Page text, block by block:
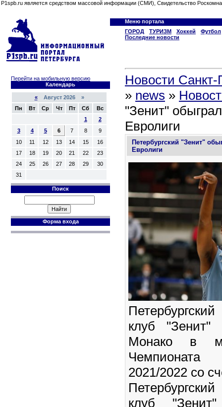
P1spb.ru является средством массовой информации (СМИ), Свидетельство
Меню портала
ГОРОД
ТУРИЗМ Хоккей
Футбол
Последние новости
Перейти на мобильную версию
Календарь
«Август 2026 »
Пн
Вт Ср Чт Пт Сб
Вс
1
2
3
4 5 6 7 8
9
10
11 12 13 14 15
16
17
18 19 20 21 22
23
24
25 26 27 28 29
30
31
Поиск
Форма входа
Новости Санкт-
» news »
"Зенит"
Евролиги
Петербургский "Зенит"
Евролиги
клуб "Зенит"
Монако в
Чемпионата
2021/2022 со
клуб